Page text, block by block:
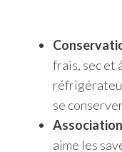
frais, sec et
se
aime les